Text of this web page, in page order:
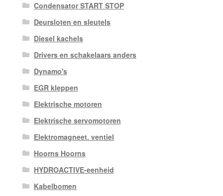
Condensator START STOP
Deursloten en sleutels
Diesel kachels
Drivers en schakelaars anders
Dynamo's
EGR kleppen
Elektrische motoren
Elektrische servomotoren
Elektromagneet. ventiel
Hoorns Hoorns
HYDROACTIVE-eenheid
Kabelbomen